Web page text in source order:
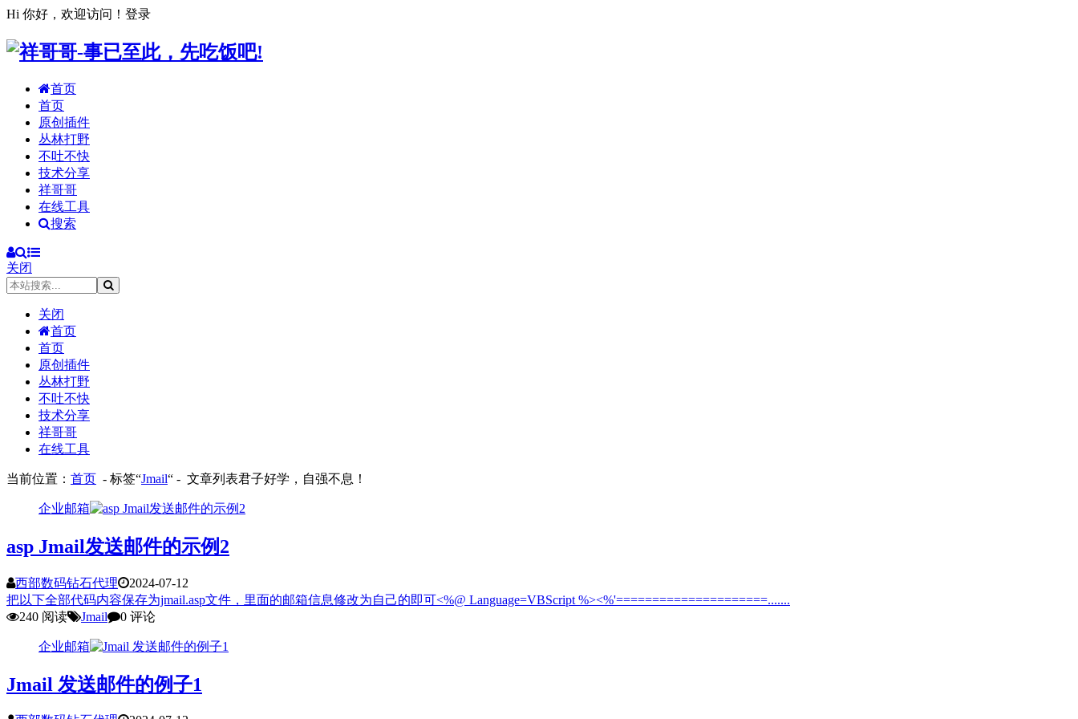
Hi 你好，欢迎访问！ 登录
首页
首页
原创插件
丛林打野
不吐不快
技术分享
祥哥哥
在线工具
搜索
关闭
关闭
首页
首页
原创插件
丛林打野
不吐不快
技术分享
祥哥哥
在线工具
当前位置： 首页 - 标签“Jmail“ - 文章列表君子好学，自强不息！
企业邮箱
asp Jmail发送邮件的示例2
西部数码钻石代理
2024-07-12
把以下全部代码内容保存为jmail.asp文件，里面的邮箱信息修改为自己的即可<%@ Language=VBScript %><%'=====================.......
240 阅读
Jmail 0 评论
企业邮箱
Jmail 发送邮件的例子1